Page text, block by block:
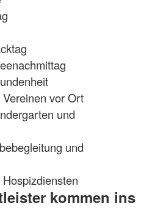
vor Ort
und
und
kommen ins